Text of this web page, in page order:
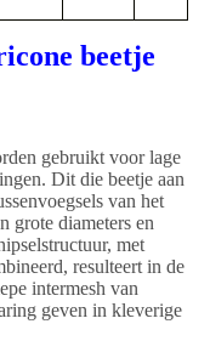
beetje
gebruikt voor lage
Dit die beetje aan
van het
grote diameters en
met
resulteert in de
intermesh van
geven in kleverige